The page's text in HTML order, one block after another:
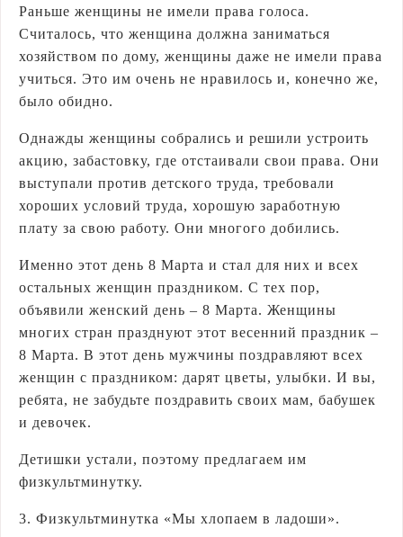
Раньше женщины не имели права голоса.
Считалось, что женщина должна заниматься
хозяйством по дому, женщины даже не имели права
учиться. Это им очень не нравилось и, конечно же,
было обидно.
Однажды женщины собрались и решили устроить
акцию, забастовку, где отстаивали свои права. Они
выступали против детского труда, требовали
хороших условий труда, хорошую заработную
плату за свою работу. Они многого добились.
Именно этот день 8 Марта и стал для них и всех
остальных женщин праздником. С тех пор,
объявили женский день – 8 Марта. Женщины
многих стран празднуют этот весенний праздник –
8 Марта. В этот день мужчины поздравляют всех
женщин с праздником: дарят цветы, улыбки. И вы,
ребята, не забудьте поздравить своих мам, бабушек
и девочек.
Детишки устали, поэтому предлагаем им
физкультминутку.
3. Физкультминутка «Мы хлопаем в ладоши».